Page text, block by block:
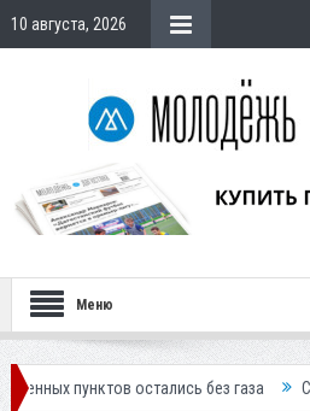
10 августа, 2026
Меню
без газа Суд запретил